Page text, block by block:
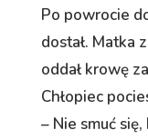
Po powrocie
dostał. Matka
oddał krowę
Chłopiec
– Nie smuć